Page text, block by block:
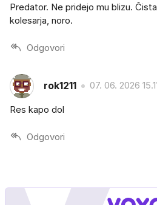
Predator. Ne pridejo mu blizu.
kolesarja, noro.
Odgovori
rok1211 07. 06. 2026
Res kapo dol
Odgovori